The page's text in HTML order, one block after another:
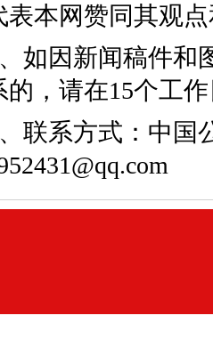
表本网赞同其观
如因新闻稿件和
的，请在15个工
联系方式：中国